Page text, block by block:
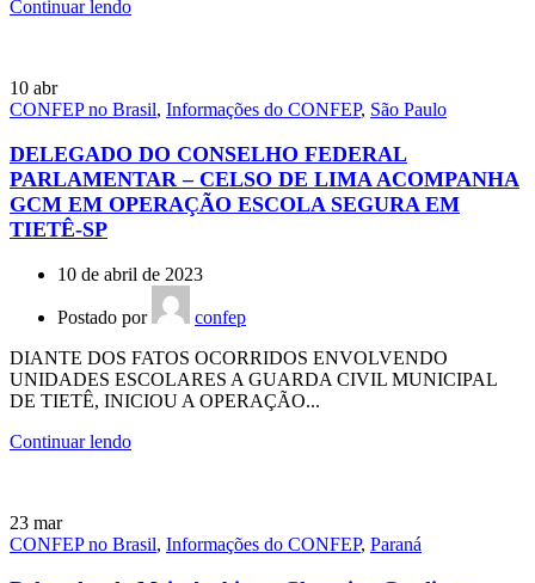
Continuar lendo
10 abr
CONFEP no Brasil, Informações do CONFEP, São Paulo
DELEGADO DO CONSELHO FEDERAL
PARLAMENTAR – CELSO DE LIMA ACOMPANHA
GCM EM OPERAÇÃO ESCOLA SEGURA EM
TIETÊ-SP
10 de abril de 2023
Postado por
confep
DIANTE DOS FATOS OCORRIDOS ENVOLVENDO
UNIDADES ESCOLARES A GUARDA CIVIL MUNICIPAL
DE TIETÊ, INICIOU A OPERAÇÃO...
Continuar lendo
23 mar
CONFEP no Brasil, Informações do CONFEP, Paraná